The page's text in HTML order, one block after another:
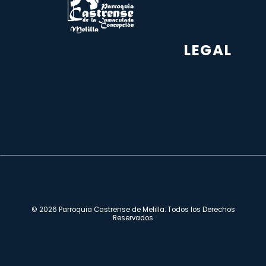
LEGAL
© 2026 Parroquia Castrense de Melilla. Todos los Derechos
Reservados